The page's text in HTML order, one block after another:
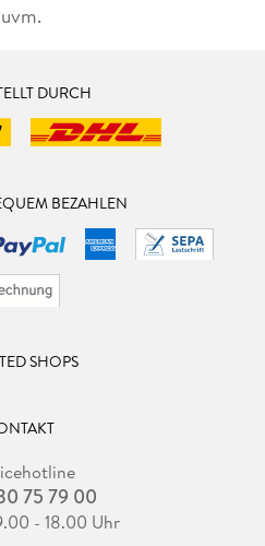
uvm.
DURCH
BEZAHLEN
SHOPS
75 79 00
- 18.00 Uhr